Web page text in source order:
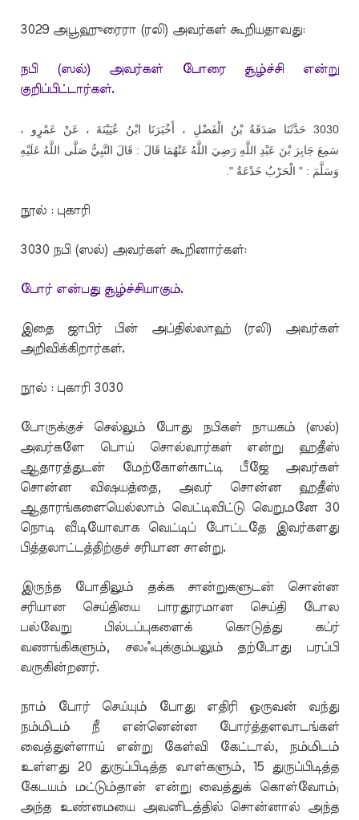
3029 அபூஹுரைரா (ரலி) அவர்கள் கூறியதாவது:
நபி (ஸல்) அவர்கள் போரை சூழ்ச்சி என்று
குறிப்பிட்டார்கள்.
3030 حَدَّثَنَا صَدَقَةُ بْنُ الْفَضْلِ ، أَخْبَرَنَا ابْنُ عُيَيْنَةَ ، عَنْ عَمْرٍو
،
سَمِعَ جَابِرَ بْنَ عَبْدِ اللَّهِرَضِيَ اللَّهُ عَنْهُمَا قَالَ : قَالَ النَّبِيُّ صَلَّى اللَّهُ عَلَيْهِ
وَسَلَّمَ : " الْحَرْبُ خَدْعَةٌ ".
நூல் : புகாரி
3030 நபி (ஸல்) அவர்கள் கூறினார்கள்:
போர் என்பது சூழ்ச்சியாகும்.
இதை ஜாபிர் பின் அப்தில்லாஹ் (ரலி) அவர்கள்
அறிவிக்கிறார்கள்.
நூல் : புகாரி 3030
போருக்குச் செல்லும் போது நபிகள் நாயகம் (ஸல்)
அவர்களே பொய் சொல்வார்கள் என்று ஹதீஸ்
ஆதாரத்துடன் மேற்கோள்காட்டி பீஜே அவர்கள்
சொன்ன விஷயத்தை, அவர் சொன்ன ஹதீஸ்
ஆதாரங்களையெல்லாம் வெட்டிவிட்டு வெறுமனே 30
நொடி வீடியோவாக வெட்டிப் போட்டதே இவர்களது
பித்தலாட்டத்திற்குச் சரியான சான்று.
இருந்த போதிலும் தக்க சான்றுகளுடன் சொன்ன
சரியான செய்தியை பாரதூரமான செய்தி போல
பல்வேறு பில்டப்புகளைக் கொடுத்து கப்ர்
வணங்கிகளும், சலஃபுக்கும்பலும் தற்போது பரப்பி
வருகின்றனர்.
நாம் போர் செய்யும் போது எதிரி ஒருவன் வந்து
நம்மிடம் நீ என்னென்ன போர்த்தளவாடங்கள்
வைத்துள்ளாய் என்று கேள்வி கேட்டால், நம்மிடம்
உள்ளது 20 துருப்பிடித்த வாள்களும், 15 துருப்பிடித்த
கேடயம் மட்டும்தான் என்று வைத்துக் கொள்வோம்;
அந்த உண்மையை அவனிடத்தில் சொன்னால் அந்த